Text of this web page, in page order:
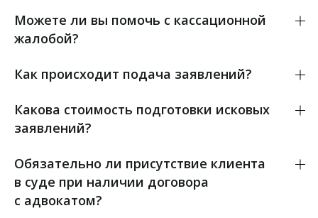
Можете ли вы помочь с кассационной
жалобой?
Как происходит подача заявлений?
Какова стоимость подготовки исковых
заявлений?
Обязательно ли присутствие клиента
в суде при наличии договора
с адвокатом?